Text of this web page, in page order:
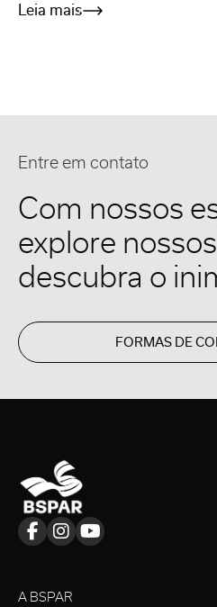
Leia mais
Entre em contato
Com nossos
explore
descubra o
FORMAS DE
A BSPAR